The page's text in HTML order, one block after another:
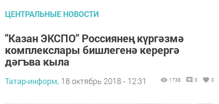
ЦЕНТРАЛЬНЫЕ НОВОСТИ
"Казан ЭКСПО" Россиянең күргәзмә
комплекслары бишлегенә керергә
дәгъва кыла
Татар-информ, 18 октябрь 2018 - 12:31 1738 0 0